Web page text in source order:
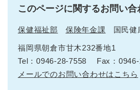
このページに関するお問い合
保健福祉部 保険年金課 国民健
福岡県朝倉市甘木232番地1
Tel：0946-28-7558
Fax：
メールでのお問い合わせはこちら